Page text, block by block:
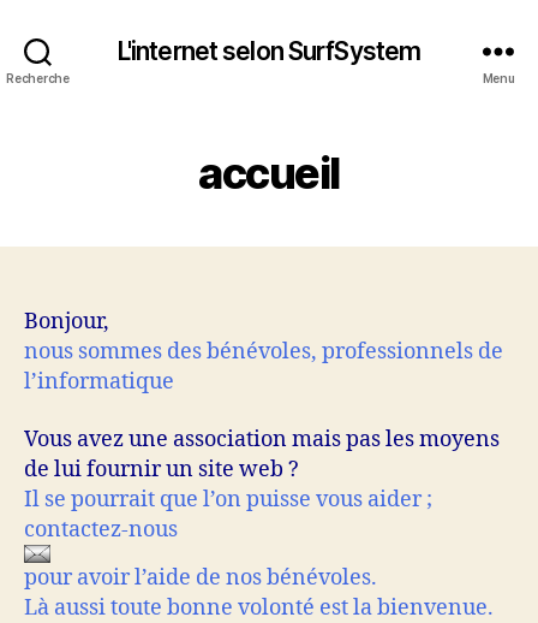
Recherche
L'internet selon SurfSystem
Menu
accueil
Bonjour,
nous sommes des bénévoles, professionnels de
l’informatique
Vous avez une association mais pas les moyens
de lui fournir un site web ?
Il se pourrait que l’on puisse vous aider ;
contactez-nous
pour avoir l’aide de nos bénévoles.
Là aussi toute bonne volonté est la bienvenue.